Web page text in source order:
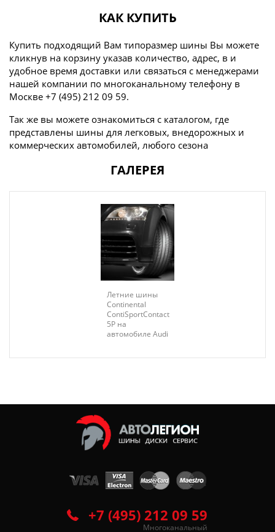
КАК КУПИТЬ
Купить подходящий Вам типоразмер шины Вы можете
кликнув на корзину указав количество, адрес, в и
удобное время доставки или связаться с менеджерами
нашей компании по многоканальному телефону в
Москве +7 (495) 212 09 59.
Так же вы можете ознакомиться с каталогом, где
представлены шины для легковых, внедорожных и
коммерческих автомобилей, любого сезона
ГАЛЕРЕЯ
Летние шины
Continental
ContiSportContact
5P на
автомобиле Audi
+7 (495) 212 09 59
Многоканальный